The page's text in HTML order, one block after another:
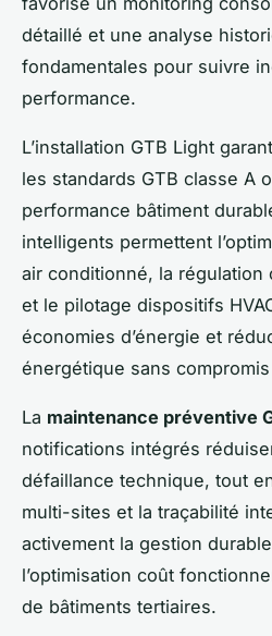
détaillé et une analyse
fondamentales pour suivre
performance.
L’installation GTB Light
les standards GTB classe A
performance bâtiment
intelligents permettent
air conditionné, la régulation
et le pilotage dispositifs
économies d’énergie et
énergétique sans
La maintenance préventive
notifications intégrés
défaillance technique, tout
multi-sites et la traçabilité
activement la gestion
l’optimisation coût
de bâtiments tertiaires.